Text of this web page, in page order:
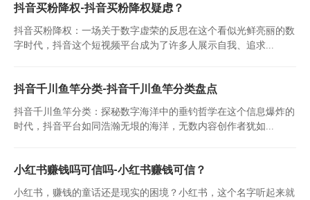
抖音买粉降权-抖音买粉降权疑虑？
抖音买粉降权：一场关于数字虚荣的反思在这个看似光鲜亮丽的数
字时代，抖音这个短视频平台成为了许多人展示自我、追求...
抖音千川鱼竿分类-抖音千川鱼竿分类盘点
抖音千川鱼竿分类：探秘数字海洋中的垂钓哲学在这个信息爆炸的
时代，抖音平台如同浩瀚无垠的海洋，无数内容创作者犹如...
小红书赚钱吗可信吗-小红书赚钱可信？
小红书，赚钱的童话还是现实的困境？小红书，这个名字听起来就